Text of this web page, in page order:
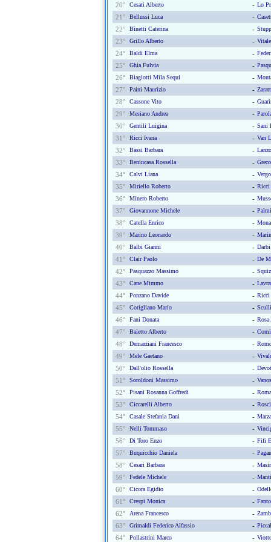
20° Cesati Alberto - Lo
21° Bellussi Luca -
22° Binetti Caterina -
23° Grillo Alberto -
24° Baldi Elma -
25° Ghia Fulvia -
26° Biagiotti Mila Sequi -
27° Paini Maurizio -
28° Cassone Vito -
29° Mesiano Andrea -
30° Gentili Luigina - Sani
31° Ricci Ivana - Van
32° Bassi Barbara -
33° Benincasa Rossella -
34° Calvi Liana -
35° Miriello Roberto - Ricci
36° Minero Roberto -
37° Giovannone Michele -
38° Catella Enrico -
39° Marino Leonardo -
40° Balbi Gianni -
41° Clair Paolo - De
42° Pasquazzo Massimo -
43° Cane Mimmo -
44° Ponzano Davide - Ricci
45° Corigliano Mario -
46° Fani Donata - Rosa
47° Baietto Alberto -
48° Demarziani Francesco -
49° Mele Gaetano -
50° Dall'olio Rossella -
51° Soroldoni Massimo -
52° Pisani Rosanna Goffredi -
53° Ciccarelli Alberto -
54° Casale Stefania Dani -
55° Nelli Tommaso -
56° Di Toro Enzo - Fifi
57° Buquicchio Daniela -
58° Cesari Barbara -
59° Fedele Michele -
60° Cicora Egidio -
61° Crespi Monica -
62° Arena Francesco -
63° Grimaldi Federico Alfassio -
64° Pollastrini Marco -